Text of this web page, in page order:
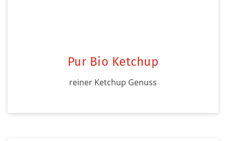
Pur Bio Ketchup
reiner Ketchup Genuss